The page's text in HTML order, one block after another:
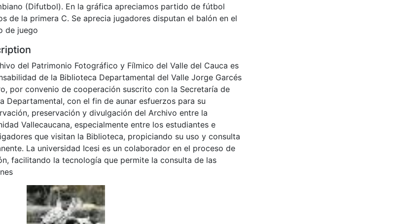
(Difutbol). En la gráfica apreciamos partido de fútbol
de la primera C. Se aprecia jugadores disputan el balón en el
de juego
del Patrimonio Fotográfico y Fílmico del Valle del Cauca es
de la Biblioteca Departamental del Valle Jorge Garcés
por convenio de cooperación suscrito con la Secretaría de
Departamental, con el fin de aunar esfuerzos para su
preservación y divulgación del Archivo entre la
Vallecaucana, especialmente entre los estudiantes e
que visitan la Biblioteca, propiciando su uso y consulta
La universidad Icesi es un colaborador en el proceso de
facilitando la tecnología que permite la consulta de las